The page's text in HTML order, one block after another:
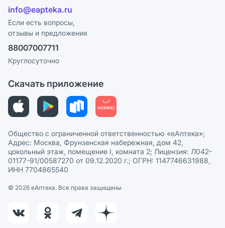
Блог
Лицензия
Реклама на сайте
Ваши товары на ЕАПТЕКЕ
Программа СберСпасибо
Политика конфиденциальности
Пользовательское соглашение
Политика рекомендаций
Этика и соответствие
Политика в отношении обработки персональных данных
info@eapteka.ru
Если есть вопросы,
отзывы и предложения
88007007711
Круглосуточно
Скачать приложение
Общество с ограниченной ответственностью «еАптека»;
Адрес: Москва, Фрунзенская набережная, дом 42,
цокольный этаж, помещение I, комната 2; Лицензия: Л042-
01177-91/00587270 от 09.12.2020 г.; ОГРН: 1147746631988,
ИНН 7704865540
© 2026 eАптека. Все права защищены